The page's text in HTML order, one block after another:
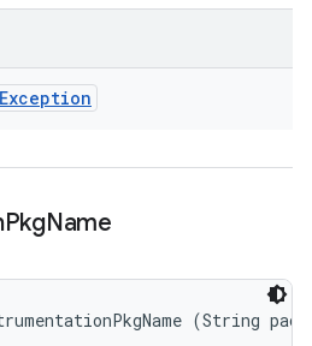
Exception
PkgName
(String